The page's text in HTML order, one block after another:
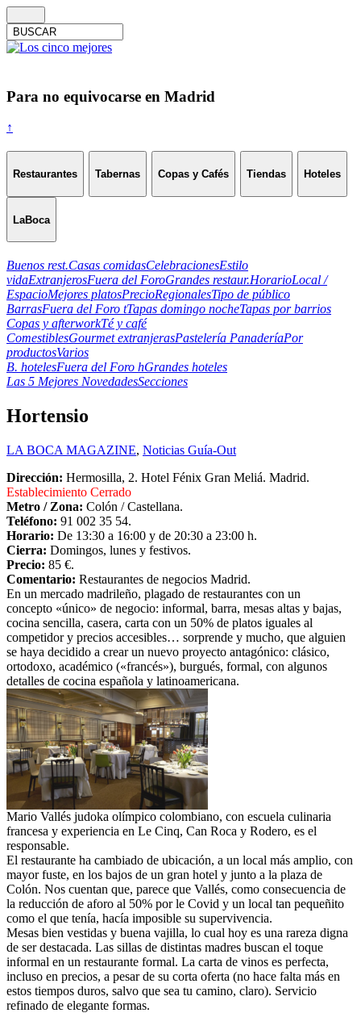
Para no equivocarse en Madrid
↑
Restaurantes Tabernas Copas y Cafés Tiendas Hoteles
LaBoca
Buenos rest.Casas comidasCelebracionesEstilo
vidaExtranjerosFuera del ForoGrandes restaur.HorarioLocal /
EspacioMejores platosPrecioRegionalesTipo de público
BarrasFuera del Foro tTapas domingo nocheTapas por barrios
Copas y afterworkTé y café
ComestiblesGourmet extranjerasPastelería PanaderíaPor
productosVarios
B. hotelesFuera del Foro hGrandes hoteles
Las 5 Mejores NovedadesSecciones
Hortensio
LA BOCA MAGAZINE, Noticias Guía-Out
Dirección: Hermosilla, 2. Hotel Fénix Gran Meliá. Madrid.
Establecimiento Cerrado
Metro / Zona: Colón / Castellana.
Teléfono: 91 002 35 54.
Horario: De 13:30 a 16:00 y de 20:30 a 23:00 h.
Cierra: Domingos, lunes y festivos.
Precio: 85 €.
Comentario: Restaurantes de negocios Madrid.
En un mercado madrileño, plagado de restaurantes con un
concepto «único» de negocio: informal, barra, mesas altas y bajas,
cocina sencilla, casera, carta con un 50% de platos iguales al
competidor y precios accesibles… sorprende y mucho, que alguien
se haya decidido a crear un nuevo proyecto antagónico: clásico,
ortodoxo, académico («francés»), burgués, formal, con algunos
detalles de cocina española y latinoamericana.
Mario Vallés judoka olímpico colombiano, con escuela culinaria
francesa y experiencia en Le Cinq, Can Roca y Rodero, es el
responsable.
El restaurante ha cambiado de ubicación, a un local más amplio, con
mayor fuste, en los bajos de un gran hotel y junto a la plaza de
Colón. Nos cuentan que, parece que Vallés, como consecuencia de
la reducción de aforo al 50% por le Covid y un local tan pequeñito
como el que tenía, hacía imposible su supervivencia.
Mesas bien vestidas y buena vajilla, lo cual hoy es una rareza digna
de ser destacada. Las sillas de distintas madres buscan el toque
informal en un restaurante formal. La carta de vinos es perfecta,
incluso en precios, a pesar de su corta oferta (no hace falta más en
estos tiempos duros, salvo que sea tu camino, claro). Servicio
refinado de elegante formas.